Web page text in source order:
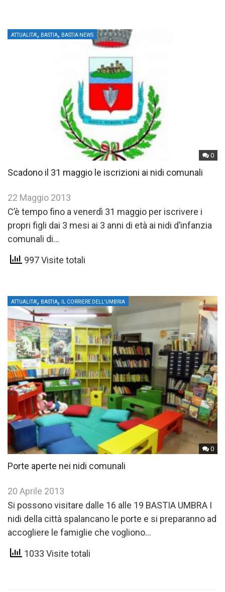
0
ATTUALITA', BASTIA, BASTIA NEWS
Scadono il 31 maggio le iscrizioni ai nidi comunali
22 Maggio 2013
C’è tempo fino a venerdì 31 maggio per iscrivere i
propri figli dai 3 mesi ai 3 anni di età ai nidi d’infanzia
comunali di…
997 Visite totali
0
ATTUALITA', BASTIA, IL CORRIERE DELL'UMBRIA
Porte aperte nei nidi comunali
20 Aprile 2013
Si possono visitare dalle 16 alle 19 BASTIA UMBRA I
nidi della città spalancano le porte e si preparanno ad
accogliere le famiglie che vogliono…
1033 Visite totali